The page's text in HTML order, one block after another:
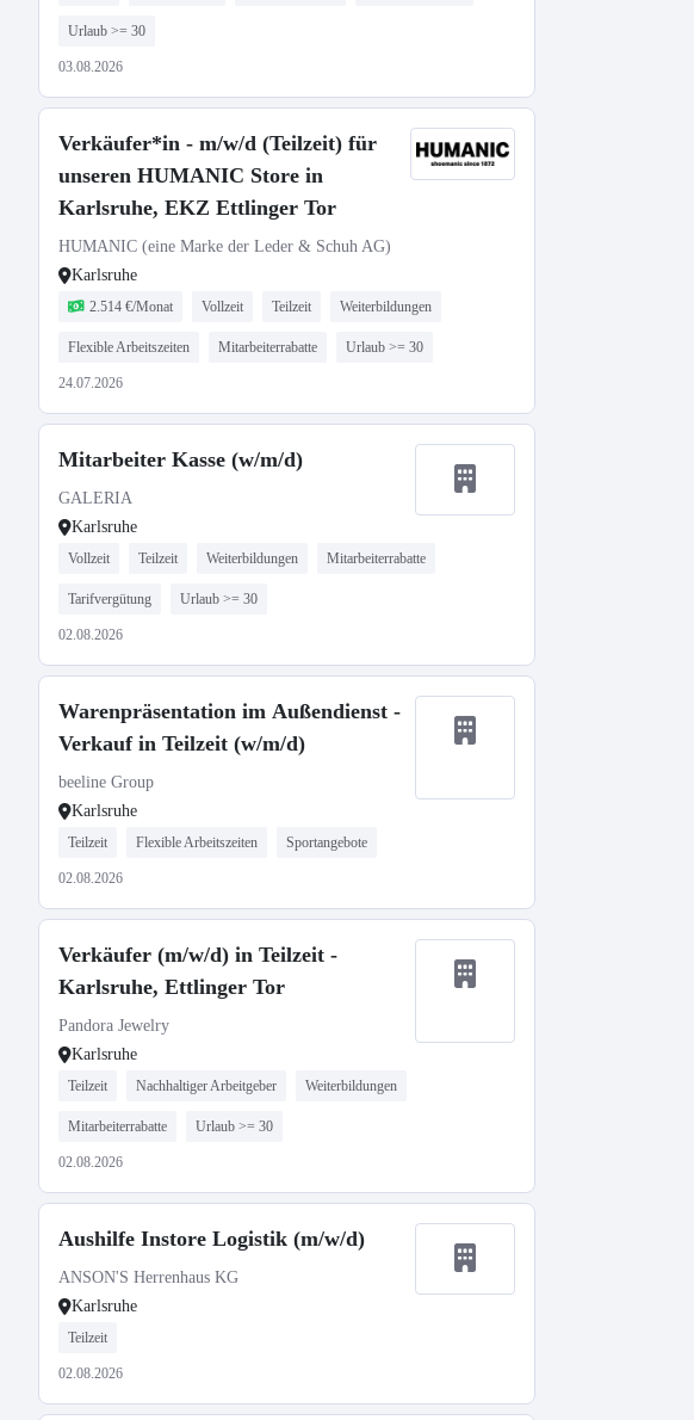
Urlaub >= 30
03.08.2026
Verkäufer*in - m/w/d (Teilzeit) für
unseren HUMANIC Store in
Karlsruhe, EKZ Ettlinger Tor
HUMANIC (eine Marke der Leder & Schuh AG)
Karlsruhe
2.514 €/Monat Vollzeit Teilzeit Weiterbildungen
Flexible Arbeitszeiten Mitarbeiterrabatte Urlaub >= 30
24.07.2026
Mitarbeiter Kasse (w/m/d)
GALERIA
Karlsruhe
Vollzeit Teilzeit Weiterbildungen Mitarbeiterrabatte
Tarifvergütung Urlaub >= 30
02.08.2026
Warenpräsentation im Außendienst -
Verkauf in Teilzeit (w/m/d)
beeline Group
Karlsruhe
Teilzeit Flexible Arbeitszeiten Sportangebote
02.08.2026
Verkäufer (m/w/d) in Teilzeit -
Karlsruhe, Ettlinger Tor
Pandora Jewelry
Karlsruhe
Teilzeit Nachhaltiger Arbeitgeber Weiterbildungen
Mitarbeiterrabatte Urlaub >= 30
02.08.2026
Aushilfe Instore Logistik (m/w/d)
ANSON'S Herrenhaus KG
Karlsruhe
Teilzeit
02.08.2026